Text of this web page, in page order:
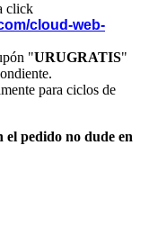
click
cloud-web-
"URUGRATIS"
para ciclos de
el pedido no dude en